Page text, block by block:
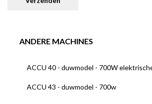
ANDERE MACHINES
ACCU 40 - duwmodel - 700W
ACCU 43 - duwmodel - 700w